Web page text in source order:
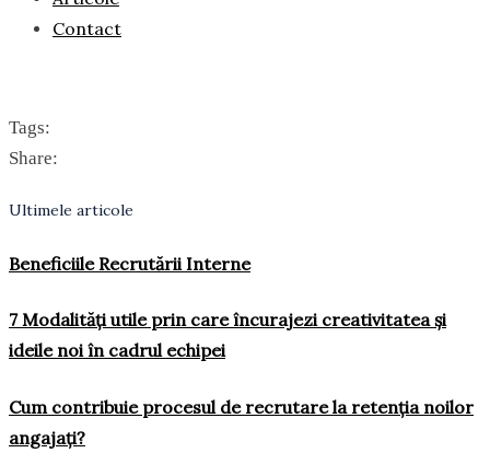
Contact
Tags:
Share:
Ultimele articole
Beneficiile Recrutării Interne
7 Modalități utile prin care încurajezi creativitatea și
ideile noi în cadrul echipei
Cum contribuie procesul de recrutare la retenția noilor
angajați?